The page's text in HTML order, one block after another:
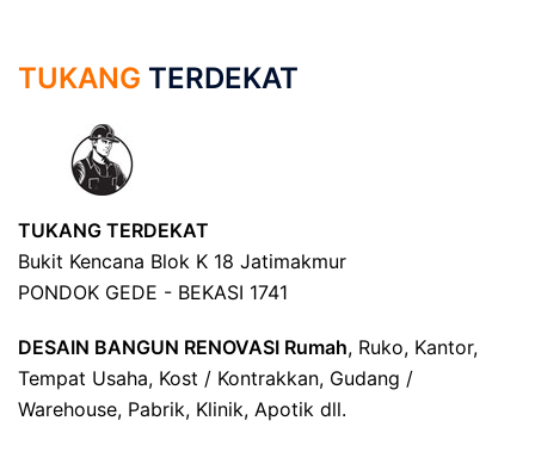
TUKANG TERDEKAT
TUKANG TERDEKAT
Bukit Kencana Blok K 18 Jatimakmur
PONDOK GEDE - BEKASI 1741
DESAIN BANGUN RENOVASI Rumah, Ruko, Kantor,
Tempat Usaha, Kost / Kontrakkan, Gudang /
Warehouse, Pabrik, Klinik, Apotik dll.